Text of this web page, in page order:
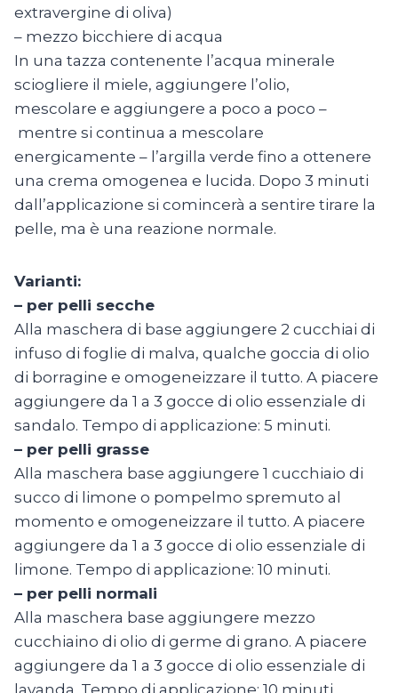
extravergine di oliva)
– mezzo bicchiere di acqua
In una tazza contenente l’acqua minerale
sciogliere il miele, aggiungere l’olio,
mescolare e aggiungere a poco a poco –
mentre si continua a mescolare
energicamente – l’argilla verde fino a ottenere
una crema omogenea e lucida. Dopo 3 minuti
dall’applicazione si comincerà a sentire tirare la
pelle, ma è una reazione normale.
Varianti:
– per pelli secche
Alla maschera di base aggiungere 2 cucchiai di
infuso di foglie di malva, qualche goccia di olio
di borragine e omogeneizzare il tutto. A piacere
aggiungere da 1 a 3 gocce di olio essenziale di
sandalo. Tempo di applicazione: 5 minuti.
– per pelli grasse
Alla maschera base aggiungere 1 cucchiaio di
succo di limone o pompelmo spremuto al
momento e omogeneizzare il tutto. A piacere
aggiungere da 1 a 3 gocce di olio essenziale di
limone. Tempo di applicazione: 10 minuti.
– per pelli normali
Alla maschera base aggiungere mezzo
cucchiaino di olio di germe di grano. A piacere
aggiungere da 1 a 3 gocce di olio essenziale di
lavanda. Tempo di applicazione: 10 minuti.